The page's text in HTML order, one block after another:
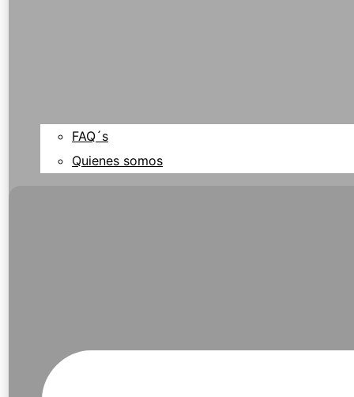
FAQ´s
Quienes somos